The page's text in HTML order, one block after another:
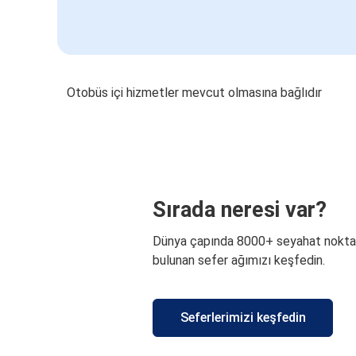
Otobüs içi hizmetler mevcut olmasına bağlıdır
Sırada neresi var?
Dünya çapında 8000+ seyahat
bulunan sefer ağımızı keşfedin.
Seferlerimizi keşfedin